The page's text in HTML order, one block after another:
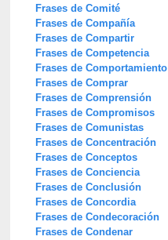
Frases de Comité
Frases de Compañía
Frases de Compartir
Frases de Competencia
Frases de Comportamiento
Frases de Comprar
Frases de Comprensión
Frases de Compromisos
Frases de Comunistas
Frases de Concentración
Frases de Conceptos
Frases de Conciencia
Frases de Conclusión
Frases de Concordia
Frases de Condecoración
Frases de Condenar